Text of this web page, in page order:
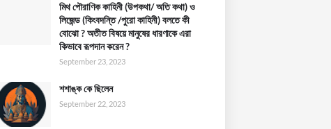
মিথ পৌরাণিক কাহিনী (উপকথা/ অতি কথা) ও
লিজেন্ড (কিংবদন্তি /পুরো কাহিনী) বলতে কী
বোঝো ? অতীত বিষয়ে মানুষের ধারণাকে এরা
কিভাবে রূপদান করেন ?
September 23, 2023
শশাঙ্ক কে ছিলেন
September 22, 2023